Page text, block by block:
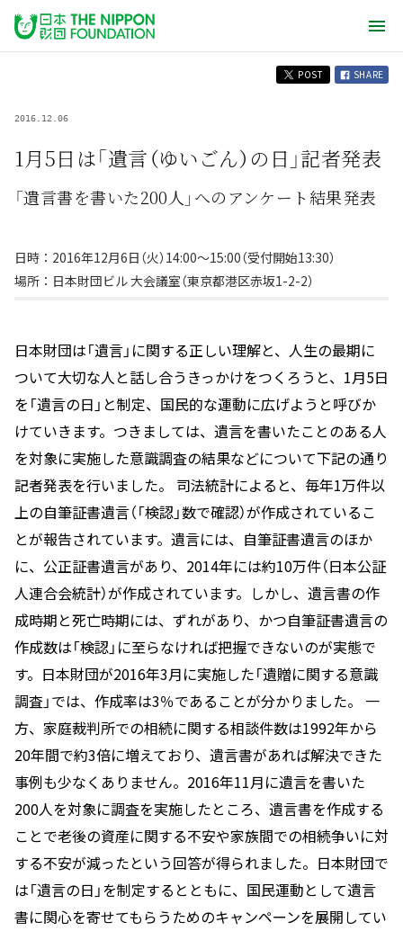
POST SHARE
2016.12.06
1月5日は「遺言（ゆいごん）の日」記者発表
「遺言書を書いた200人」へのアンケート結果発表
日時：2016年12月6日（火）14:00～15:00（受付開始13:30）
場所：日本財団ビル 大会議室（東京都港区赤坂1-2-2）
日本財団は「遺言」に関する正しい理解と、人生の最期に
ついて大切な人と話し合うきっかけをつくろうと、1月5日
を「遺言の日」と制定、国民的な運動に広げようと呼びか
けていきます。つきましては、遺言を書いたことのある人
を対象に実施した意識調査の結果などについて下記の通り
記者発表を行いました。 司法統計によると、毎年1万件以
上の自筆証書遺言（「検認」数で確認）が作成されているこ
とが報告されています。遺言には、自筆証書遺言のほか
に、公正証書遺言があり、2014年には約10万件（日本公証
人連合会統計）が作成されています。しかし、遺言書の作
成時期と死亡時期には、ずれがあり、かつ自筆証書遺言の
作成数は「検認」に至らなければ把握できないのが実態で
す。日本財団が2016年3月に実施した「遺贈に関する意識
調査」では、作成率は3％であることが分かりました。 一
方、家庭裁判所での相続に関する相談件数は1992年から
20年間で約3倍に増えており、遺言書があれば解決できた
事例も少なくありません。2016年11月に遺言を書いた
200人を対象に調査を実施したところ、遺言書を作成する
ことで老後の資産に関する不安や家族間での相続争いに対
する不安が減ったという回答が得られました。日本財団で
は「遺言の日」を制定するとともに、国民運動として遺言
書に関心を寄せてもらうためのキャンペーンを展開してい